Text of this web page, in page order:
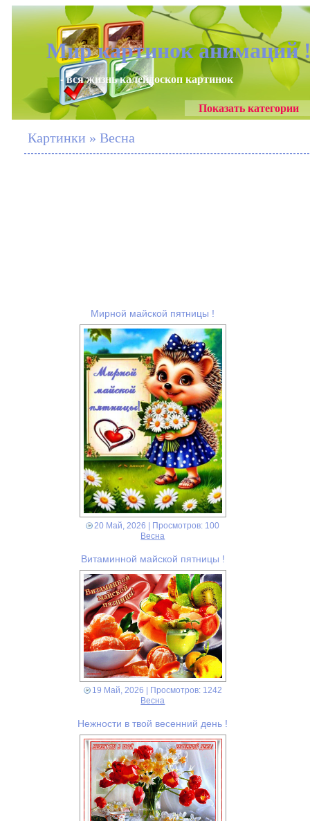
Мир картинок анимаций
- вся жизнь калейдоскоп картинок
Показать категории
Картинки » Весна
Мирной майской пятницы !
20 Май, 2026 | Просмотров: 100
Весна
Витаминной майской пятницы !
19 Май, 2026 | Просмотров: 1242
Весна
Нежности в твой весенний день !